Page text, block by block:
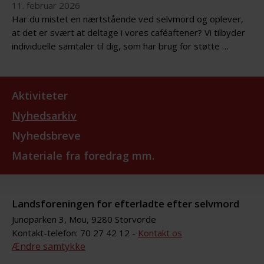
11. februar 2026
Har du mistet en nærtstående ved selvmord og oplever,
at det er svært at deltage i vores caféaftener? Vi tilbyder
individuelle samtaler til dig, som har brug for støtte …
Aktiviteter
Nyhedsarkiv
Nyhedsbreve
Materiale fra foredrag mm.
Landsforeningen for efterladte efter selvmord
Junoparken 3, Mou, 9280 Storvorde
Kontakt-telefon: 70 27 42 12 - Kontakt os
Ændre samtykke